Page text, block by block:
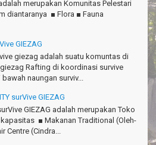
wisata Kabupaten
merupakan Komunitas Pelestari
diantaranya ■ Flora ■ Fauna
GIEZAG
giezag adalah suatu komuntas di
Rafting di koordinasi survive
naungan surviv...
surVive GIEZAG
GIEZAG adalah merupakan Toko
■ Makanan Traditional (Oleh-
Centre (Cindra...